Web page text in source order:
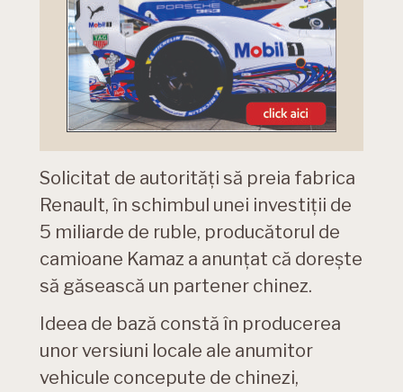
Solicitat de autorități să preia fabrica
Renault, în schimbul unei investiții de
5 miliarde de ruble, producătorul de
camioane Kamaz a anunțat că dorește
să găsească un partener chinez.
Ideea de bază constă în producerea
unor versiuni locale ale anumitor
vehicule concepute de chinezi,